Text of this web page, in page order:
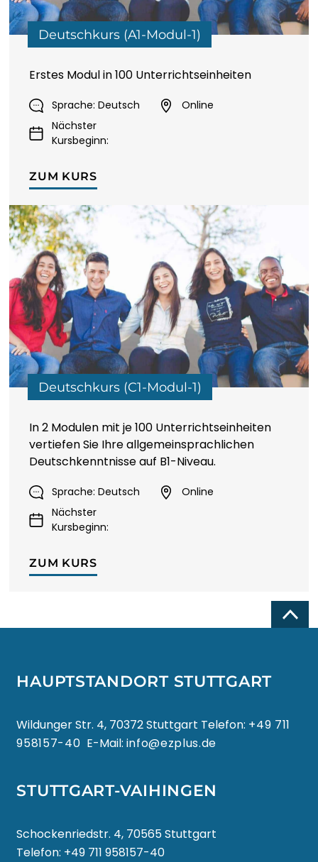
Deutschkurs (A1-Modul-1)
Erstes Modul in 100 Unterrichtseinheiten
Sprache: Deutsch
Online
Nächster
Kursbeginn:
ZUM KURS
Deutschkurs (C1-Modul-1)
In 2 Modulen mit je 100 Unterrichtseinheiten
vertiefen Sie Ihre allgemeinsprachlichen
Deutschkenntnisse auf B1-Niveau.
Sprache: Deutsch
Online
Nächster
Kursbeginn:
ZUM KURS
Top
HAUPTSTANDORT STUTTGART
Wildunger Str. 4, 70372 Stuttgart Telefon: +49 711
958157-40 E-Mail: info@ezplus.de
STUTTGART-VAIHINGEN
Schockenriedstr. 4, 70565 Stuttgart
Telefon: +49 711 958157-40